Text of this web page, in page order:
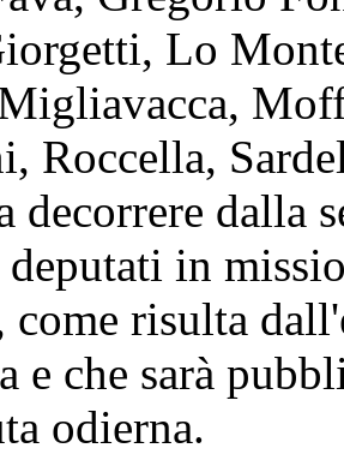
Lo
Roccella,
decorrere dalla
in
come risulta
e che sarà
odierna.